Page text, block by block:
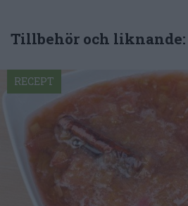
Tillbehör och liknande:
RECEPT